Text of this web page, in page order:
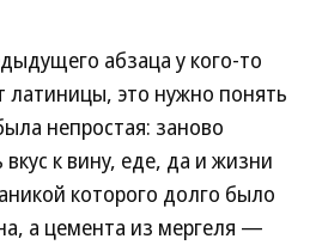
абзаца у кого-то
латиницы, это нужно понять
непростая: заново
к вину, еде, да и жизни
которого долго было
а цемента из мергеля —